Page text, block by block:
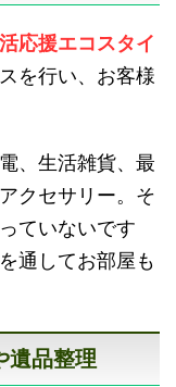
十勝不用品回収
市不用品回収
応援エコスタイ
を行い、お客様
、生活雑貨、最
クセサリー。そ
ていないです
通してお部屋も
遺品整理